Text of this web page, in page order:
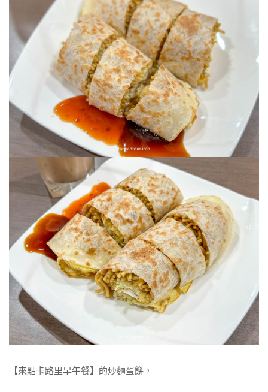
【來點卡路里早午餐】的炒麵蛋餅，